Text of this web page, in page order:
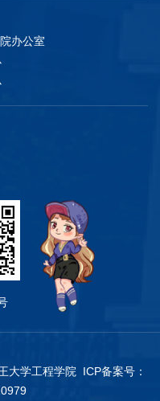
办公室
大学工程学院 ICP备案号：